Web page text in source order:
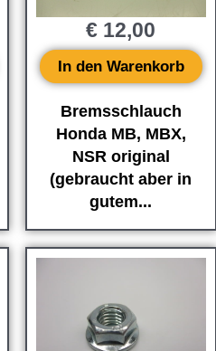
Bremsschlauch
Honda MB, MBX,
NSR original
(gebraucht aber in
gutem...
€ 12,00
In den Warenkorb